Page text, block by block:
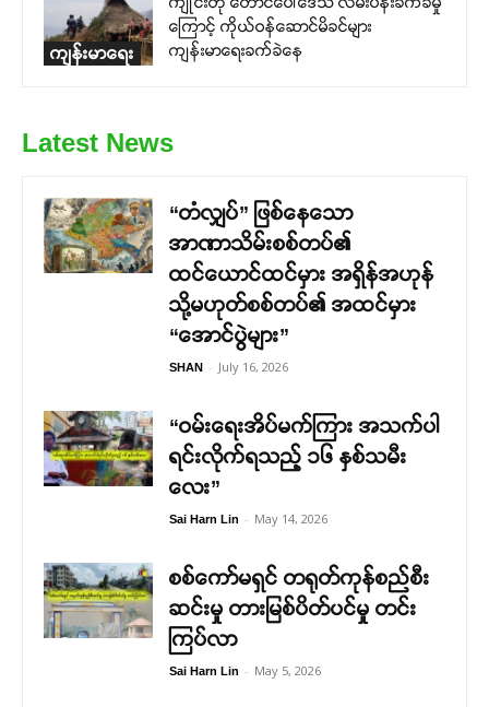
ကျန်းမာရေး
ကြောင့် ကိုယ်ဝန်ဆောင်မိခင်များ
ကျန်းမာရေးခက်ခဲနေ
Latest News
“တံလျှပ်” ဖြစ်နေသော
အာဏာသိမ်းစစ်တပ်၏
ထင်ယောင်ထင်မှား အရှိန်အဟုန်
သို့မဟုတ်စစ်တပ်၏ အထင်မှား
“အောင်ပွဲများ”
SHAN - July 16, 2026
“ဝမ်းရေးအိပ်မက်ကြား အသက်ပါ
ရင်းလိုက်ရသည့် ၁၆ နှစ်သမီး
လေး”
Sai Harn Lin - May 14, 2026
စစ်ကော်မရှင် တရုတ်ကုန်စည်စီး
ဆင်းမှု တားမြစ်ပိတ်ပင်မှု တင်း
ကြပ်လာ
Sai Harn Lin - May 5, 2026